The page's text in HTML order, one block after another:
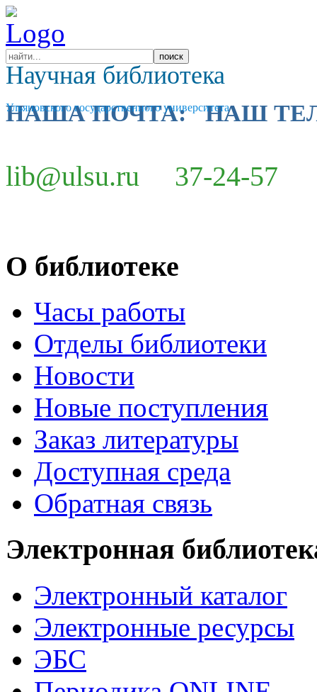
Научная библиотека
Ульяновского государственного университета
НАША ПОЧТА: НАШ
lib@ulsu.ru 37-24-57
О библиотеке
Часы работы
Отделы библиотеки
Новости
Новые поступления
Заказ литературы
Доступная среда
Обратная связь
Электронная
Электронный каталог
Электронные ресурсы
ЭБС